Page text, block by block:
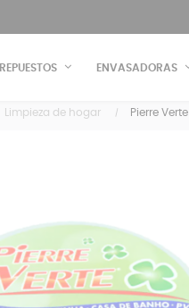
REPUESTOS ENVASADORAS
Limpieza de hogar Pierre